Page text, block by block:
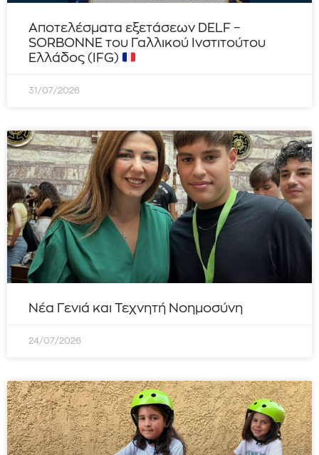
Αποτελέσματα εξετάσεων DELF –
SORBONNE του Γαλλικού Ινστιτούτου
Ελλάδος (IFG)
31/07/2026
Νέα Γενιά και Τεχνητή Νοημοσύνη
24/07/2026